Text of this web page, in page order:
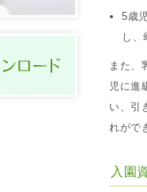
5歳
し、
また、
児に進
い、引
れがで
入園